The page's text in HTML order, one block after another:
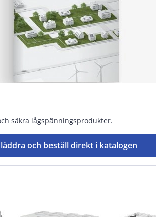
säkra lågspänningsprodukter.
och beställ direkt i katalogen